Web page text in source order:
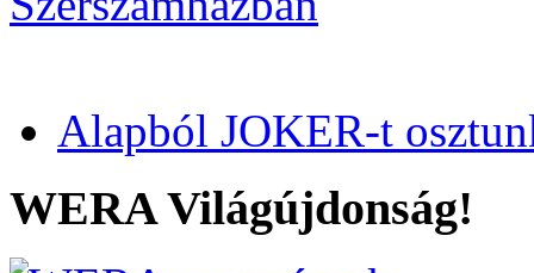
Alapból JOKER-t
WERA Világújdonság!